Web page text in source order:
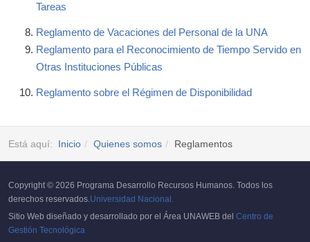
Tareas
Reglamento de Vacaciones del Personal de la UNA
Reglamento para el Reconocimiento de Tiempo Servido en
Otras Instituciones Públicas
Reglamento sobre el Régimen de Disponibilidad
Está aquí: Inicio Quienes somos Reglamentos
Copyright © 2026 Programa Desarrollo Recursos Humanos. Todos los
derechos reservados.Universidad Nacional.
Sitio Web diseñado y desarrollado por el Área UNAWEB del Centro de
Gestión Tecnológica